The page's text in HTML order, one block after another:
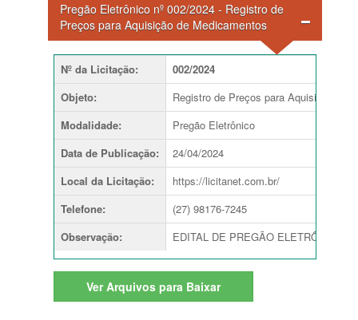
Pregão Eletrônico nº 002/2024 - Registro de
Preços para Aquisição de Medicamentos
Nº da Licitação:
002/2024
Objeto:
Registro de Preços para Aquisição de
Modalidade:
Pregão Eletrônico
Data de Publicação:
24/04/2024
Local da Licitação:
https://licitanet.com.br/
Telefone:
(27) 98176-7245
Observação: EDITAL DE PREGÃO ELETRÔNICO
Ver Arquivos para Baixar